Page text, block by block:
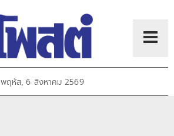
พฤหัส, 6 สิงหาคม 2569